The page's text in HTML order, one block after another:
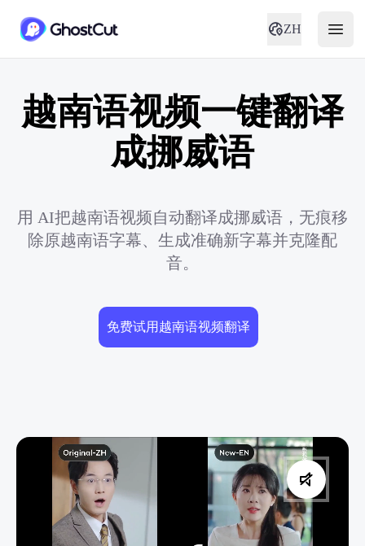
ZH
越南语视频一键翻译
成挪威语
用 AI把越南语视频自动翻译成挪威语，无痕移
除原越南语字幕、生成准确新字幕并克隆配
音。
免费试用越南语视频翻译